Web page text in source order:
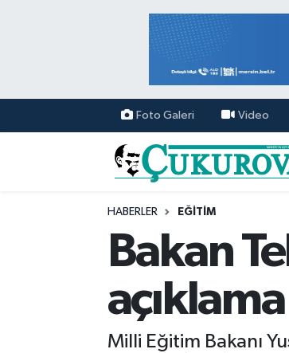
Foto Galeri Video
HABERLER EĞİTİM
Bakan
açıklama
Milli Eğitim Bakanı
Mersin Nöbetçi Eczaneler
Mersin Hava Durumu
Mersin Namaz Vakitleri
Mersin Trafik Yoğunluk Haritası
Tüm Manşetler
Son Dakika Haberleri
Haber Arşivi